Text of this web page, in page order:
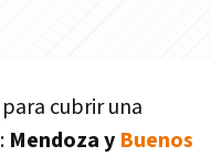
para cubrir una
: Mendoza y Buenos